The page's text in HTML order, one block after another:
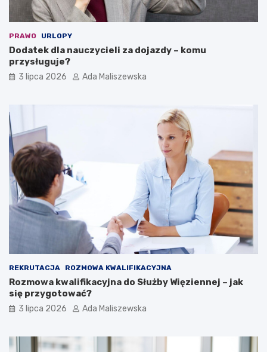
PRAWO URLOPY
Dodatek dla nauczycieli za dojazdy – komu
przysługuje?
3 lipca 2026 Ada Maliszewska
REKRUTACJA ROZMOWA KWALIFIKACYJNA
Rozmowa kwalifikacyjna do Służby Więziennej – jak
się przygotować?
3 lipca 2026 Ada Maliszewska